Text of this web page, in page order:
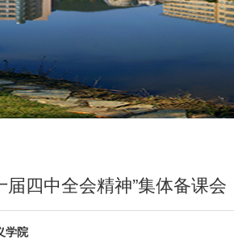
四中全会精神”集体备课会
学院